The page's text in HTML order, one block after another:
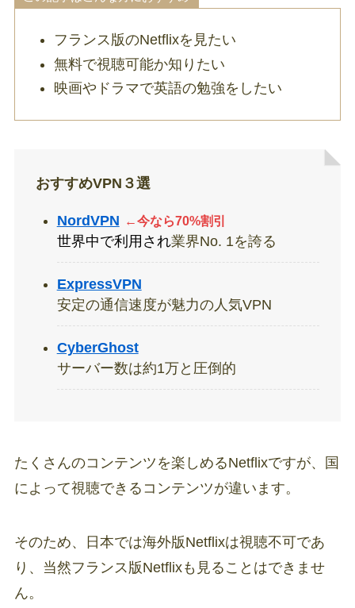
フランス版のNetflixを見たい
無料で視聴可能か知りたい
映画やドラマで英語の勉強をしたい
おすすめVPN３選
NordVPN ←今なら70%割引
世界中で利用され業界No. 1を誇る
ExpressVPN
安定の通信速度が魅力の人気VPN
CyberGhost
サーバー数は約1万と圧倒的
たくさんのコンテンツを楽しめるNetflixですが、国
によって視聴できるコンテンツが違います。
そのため、日本では海外版Netflixは視聴不可であ
り、当然フランス版Netflixも見ることはできませ
ん。